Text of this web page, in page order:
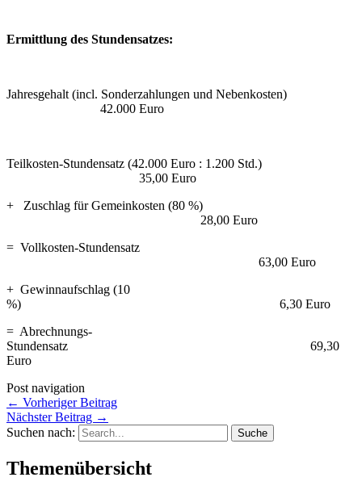
Ermittlung des Stundensatzes:
Jahresgehalt (incl. Sonderzahlungen und Nebenkosten)
42.000 Euro
Teilkosten-Stundensatz (42.000 Euro : 1.200 Std.)
35,00 Euro
+ Zuschlag für Gemeinkosten (80 %)
28,00 Euro
= Vollkosten-Stundensatz
63,00 Euro
+ Gewinnaufschlag (10
%) 6,30 Euro
= Abrechnungs-
Stundensatz 69,30
Euro
Post navigation
← Vorheriger Beitrag
Nächster Beitrag →
Suchen nach:
Themenübersicht